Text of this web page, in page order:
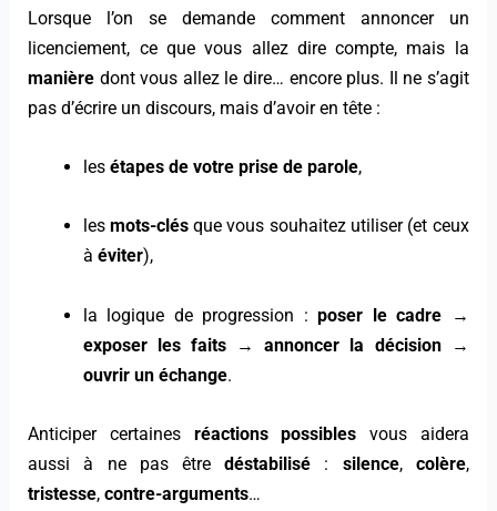
Lorsque l’on se demande comment annoncer un
licenciement, ce que vous allez dire compte, mais la
manière dont vous allez le dire… encore plus. Il ne s’agit
pas d’écrire un discours, mais d’avoir en tête :
les étapes de votre prise de parole,
les mots-clésque vous souhaitez utiliser (et ceux
à éviter),
la logique de progression :poser le cadre →
exposer les faits→annoncer la décision→
ouvrir un échange.
Anticiper certaines réactions possibles vous aidera
aussi à ne pas êtredéstabilisé : silence, colère,
tristesse,contre-arguments…